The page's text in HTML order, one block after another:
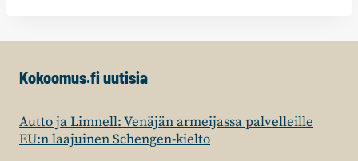
Kokoomus.fi uutisia
Autto ja Limnell: Venäjän armeijassa palvelleille
EU:n laajuinen Schengen-kielto